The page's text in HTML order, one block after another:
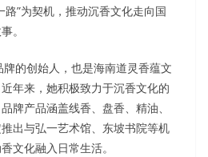
路”为契机，推动沉香文化走向国
。
牌的创始人，也是海南道灵香蕴文
年来，她积极致力于沉香文化的
牌产品涵盖线香、盘香、精油、
出与弘一艺术馆、东坡书院等机
文化融入日常生活。